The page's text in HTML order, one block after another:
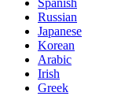
Spanish
Russian
Japanese
Korean
Arabic
Irish
Greek